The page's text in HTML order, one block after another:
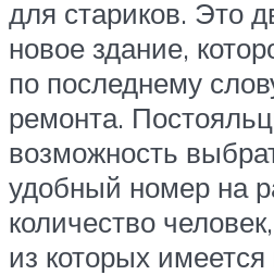
для стариков. Это
новое здание,
по последнему
ремонта.
возможность
удобный номер на
количество
из которых